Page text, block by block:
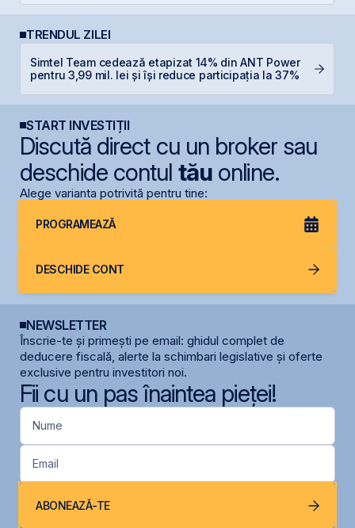
TRENDUL ZILEI
Simtel Team cedează etapizat 14% din ANT Power
pentru 3,99 mil. lei și își reduce participația la 37%
START INVESTIȚII
Discută direct cu un broker sau
deschide contul tăuonline.
Alege varianta potrivită pentru tine:
PROGRAMEAZĂ
DESCHIDE CONT
NEWSLETTER
Înscrie-te și primești pe email: ghidul complet de
deducere fiscală, alerte la schimbari legislative și oferte
exclusive pentru investitori noi.
Fii cu un pas înaintea pieței!
Nume
Email
ABONEAZĂ-TE